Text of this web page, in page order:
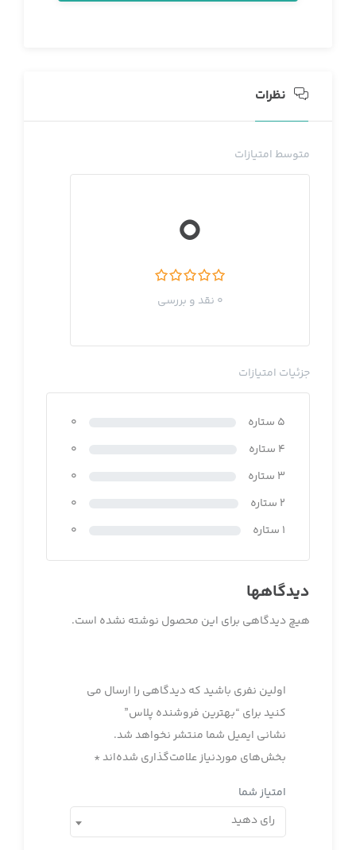
نظرات
متوسط امتیازات
0
0 نقد و بررسی
جزئیات امتیازات
5 ستاره
0
4 ستاره
0
3 ستاره
0
2 ستاره
0
1 ستاره
0
دیدگاهها
هیچ دیدگاهی برای این محصول نوشته نشده است.
اولین نفری باشید که دیدگاهی را ارسال می
کنید برای “بهترین فروشنده پلاس”
نشانی ایمیل شما منتشر نخواهد شد.
بخش‌های موردنیاز علامت‌گذاری شده‌اند*
امتیاز شما
رای دهید